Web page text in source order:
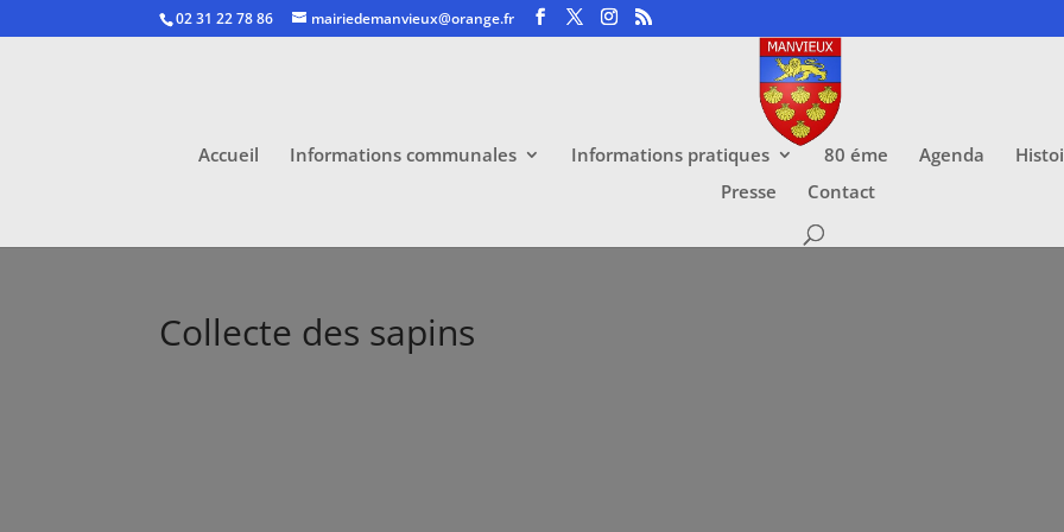
02 31 22 78 86 mairiedemanvieux@orange.fr
Accueil Informations communales Informations pratiques 80 éme Agenda
Presse
Contact
Collecte des sapins